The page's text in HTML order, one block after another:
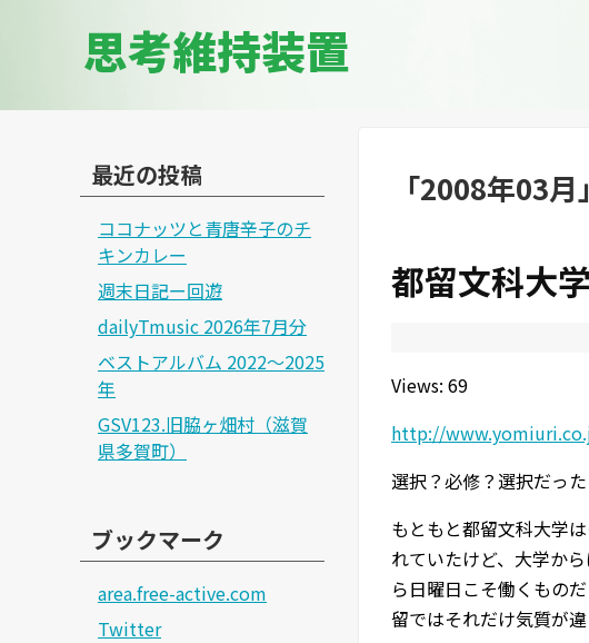
思考維持装置
「2008年03月」
都留文科大
Views: 69
http://
選択？必修？選択だっ
もともと都留文科大学
れていたけど、大学か
ら日曜日こそ働くもの
留ではそれだけ気質が
最近の投稿
ココナッツと青唐辛子のチ
キンカレー
週末日記ー回遊
dailyTmusic 2026年7月分
ベストアルバム 2022～2025
年
GSV123.旧脇ヶ畑村（滋賀
県多賀町）
ブックマーク
area.free-active.com
Twitter